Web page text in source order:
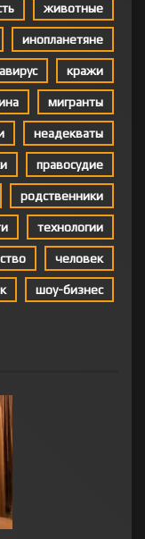
животные
инопланетяне
кражи
мигранты
неадекваты
правосудие
родственники
технологии
человек
шоу-бизнес